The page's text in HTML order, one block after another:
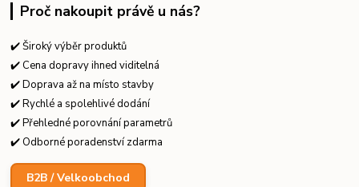
Proč nakoupit právě u nás?
✔️ Široký výběr produktů
✔️ Cena dopravy ihned viditelná
✔️ Doprava až na místo stavby
✔️ Rychlé a spolehlivé dodání
✔️ Přehledné porovnání parametrů
✔️ Odborné poradenství zdarma
B2B / Velkoobchod